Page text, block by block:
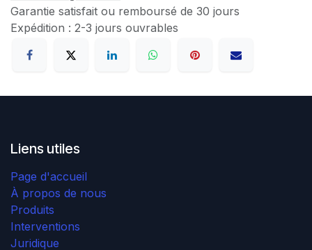
Garantie satisfait ou remboursé de 30 jours
Expédition : 2-3 jours ouvrables
Liens utiles
Page d'accueil
À propos de nous
Produits
Interventions
Juridique